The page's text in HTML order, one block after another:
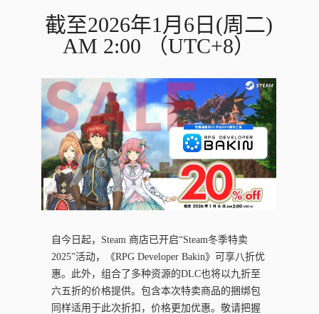
截至2026年1月6日(周二)
AM 2:00 （UTC+8）
自今日起，Steam 商店已开启“Steam冬季特卖
2025”活动，《RPG Developer Bakin》可享八折优
惠。此外，组合了多种资源的DLC也将以九折至
六五折的价格提供。包含本次特卖商品的捆绑包
同样适用于此次折扣，价格更加优惠。敬请把握